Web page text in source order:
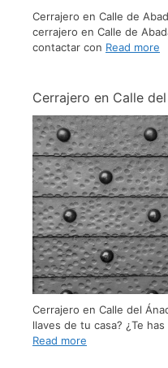
Cerrajero en Calle de
cerrajero en Calle de
contactar con Read more
Cerrajero en Calle
Cerrajero en Calle del
llaves de tu casa? ¿Te
Read more